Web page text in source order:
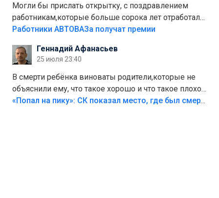
Могли бы прислать открытку, с поздравлением
работникам,которые больше сорока лет отработали
на предприятии.
Работники АВТОВАЗа получат премии
Геннадий Афанасьев
25 июля 23:40
В смерти ребёнка виноваты родители,которые не
объяснили ему, что такое хорошо и что такое плохо!
Лезть через такой забор,верх безумия,есть же
«Попал на пику»: СК показал место, где был смертельно травмирован ребенок в Тольятти